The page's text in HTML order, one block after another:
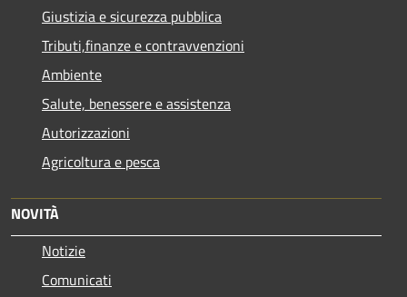
Giustizia e sicurezza pubblica
Tributi,finanze e contravvenzioni
Ambiente
Salute, benessere e assistenza
Autorizzazioni
Agricoltura e pesca
NOVITÀ
Notizie
Comunicati